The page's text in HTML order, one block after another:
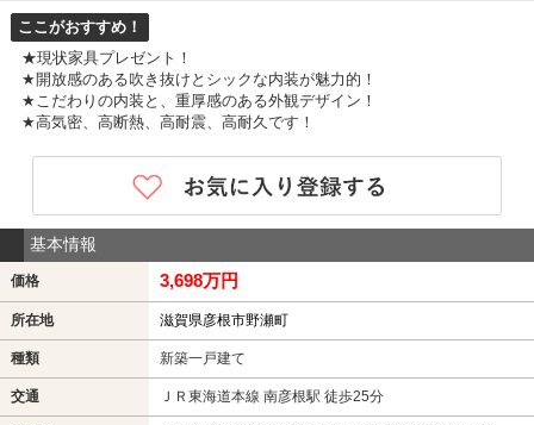
ここがおすすめ！
★現状家具プレゼント！
★開放感のある吹き抜けとシックな内装が魅力的！
★こだわりの内装と、重厚感のある外観デザイン！
★高気密、高断熱、高耐震、高耐久です！
基本情報
価格 3,698万円
所在地 滋賀県彦根市野瀬町
種類 新築一戸建て
交通 ＪＲ東海道本線 南彦根駅 徒歩25分